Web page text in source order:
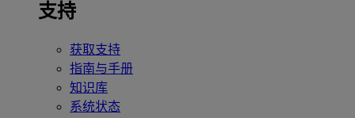
支持
获取支持
指南与手册
知识库
系统状态